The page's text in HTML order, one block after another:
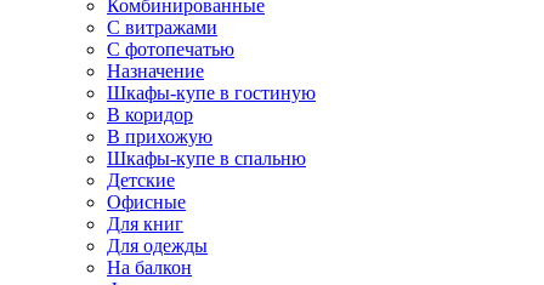
Комбинированные
С витражами
С фотопечатью
Назначение
Шкафы-купе в гостиную
В коридор
В прихожую
Шкафы-купе в спальню
Детские
Офисные
Для книг
Для одежды
На балкон